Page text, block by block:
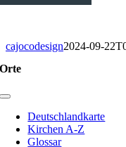
cajocodesign2024-09-
Orte
Toggle
NavigationDeutschlandkarte
Kirchen A-Z
Glossar